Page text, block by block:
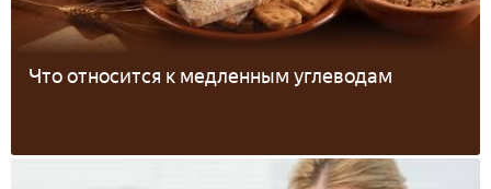
Что относится к медленным углеводам